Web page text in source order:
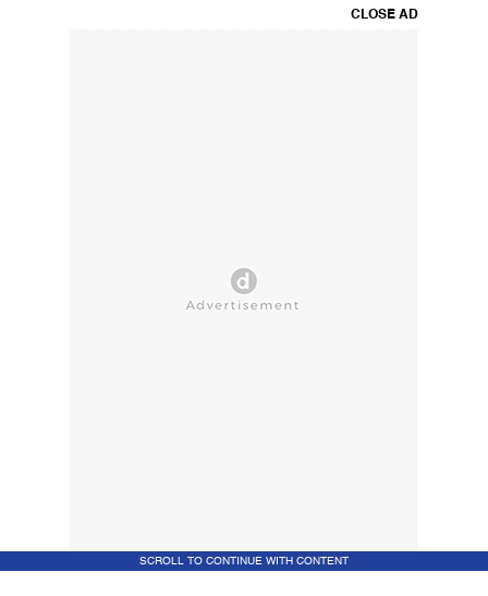
CLOSE AD
SCROLL TO CONTINUE WITH CONTENT